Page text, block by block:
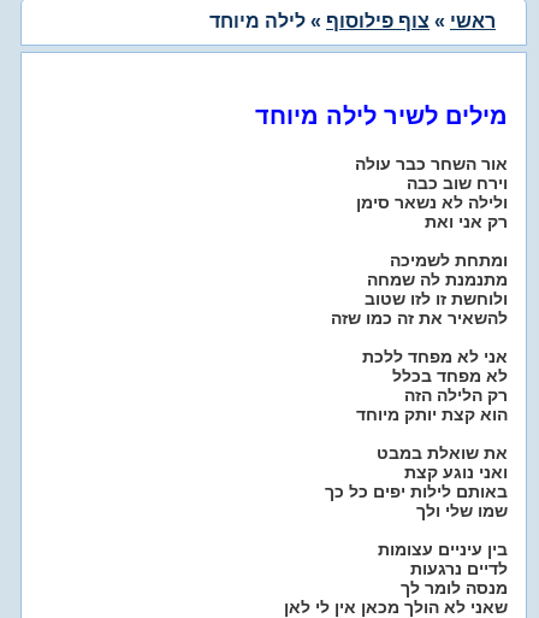
ראשי » צוף פילוסוף » לילה מיוחד
מילים לשיר לילה מיוחד
אור השחר כבר עולה
וירח שוב כבה
ולילה לא נשאר סימן
רק אני ואת
ומתחת לשמיכה
מתנמנת לה שמחה
ולוחשת זו לזו שטוב
להשאיר את זה כמו שזה
אני לא מפחד ללכת
לא מפחד בכלל
רק הלילה הזה
הוא קצת יותק מיוחד
את שואלת במבט
ואני נוגע קצת
באותם לילות יפים כל כך
שמו שלי ולך
בין עיניים עצומות
לדיים נרגעות
מנסה לומר לך
שאני לא הולך מכאן אין לי לאן